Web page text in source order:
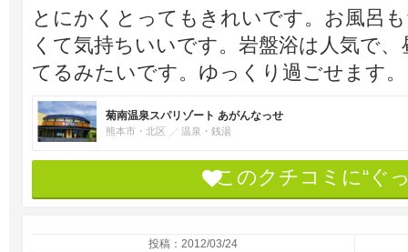
とにかくとってもきれいです。お風呂
くて気持ちいいです。岩盤浴は人気で
てるみたいです。ゆっくり過ごせます。
菊南温泉スパリゾート あがんなっせ
熊本市・北区 温泉・銭湯
このクチコミに“ぐ
投稿：2012/03/24